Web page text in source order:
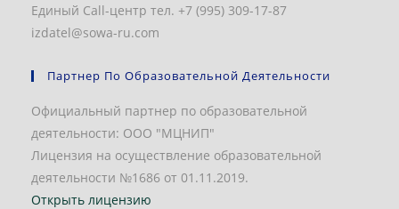
Единый Call-центр тел. +7 (995) 309-17-87
izdatel@sowa-ru.com
Партнер По Образовательной Деятельности
Официальный партнер по образовательной
деятельности: ООО "МЦНИП"
Лицензия на осуществление образовательной
деятельности №1686 от 01.11.2019.
Открыть лицензию